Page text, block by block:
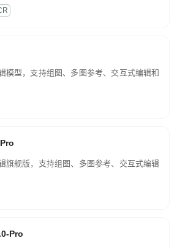
处理的结构化结果。
模型，支持组图、多图参考、交互式编辑和
旗舰版，支持组图、多图参考、交互式编辑
Pro